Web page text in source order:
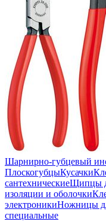
Шарнирно-губцевый
ПлоскогубцыКусачки
сантехническиеЩипцы
изоляции и оболочки
электроникиНожницы
специальные